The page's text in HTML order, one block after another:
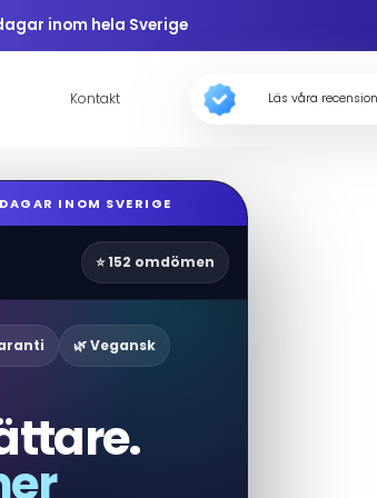
inom hela Sverige
Kontakt Läs våra
INOM SVERIGE
⭐ 152 omdömen
🌿 Vegansk